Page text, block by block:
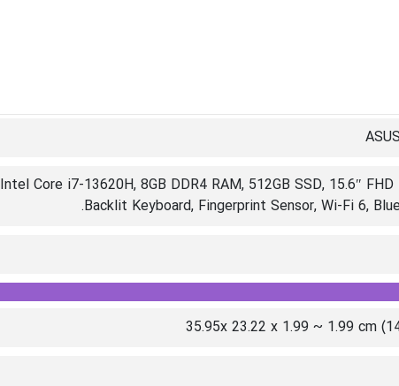
Core i7-13620H, 8GB DDR4 RAM, 512GB SSD, 15.6″
Backlit Keyboard, Fingerprint Sensor, Wi-Fi 6,
35.95x 23.22 x 1.99 ~ 1.99 cm